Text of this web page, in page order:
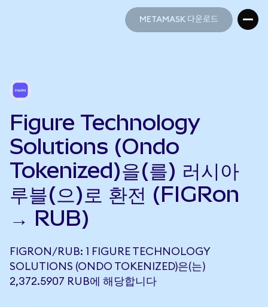
METAMASK 다운로드
Figure Technology
Solutions (Ondo
Tokenized)을(를) 러시아
루블(으)로 환전 (FIGRon
→ RUB)
FIGRON/RUB: 1 FIGURE TECHNOLOGY
SOLUTIONS (ONDO TOKENIZED)은(는)
2,372.5907 RUB에 해당합니다